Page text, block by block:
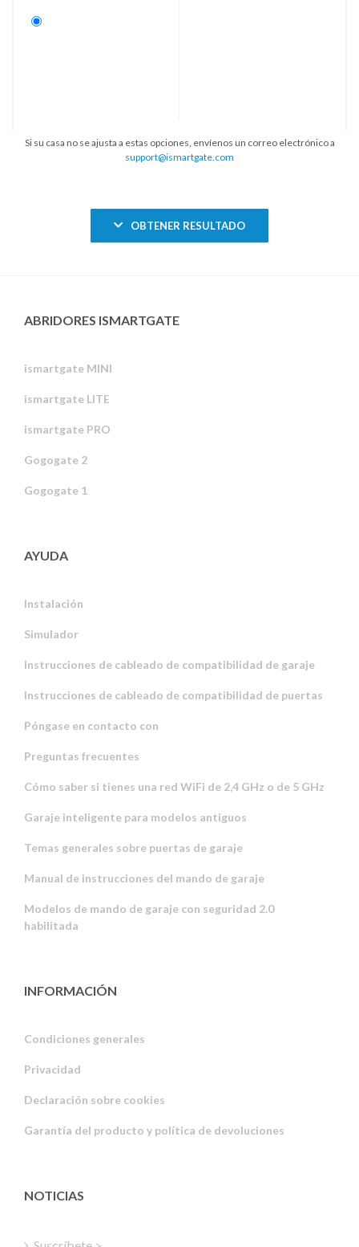
Si su casa no se ajusta a estas opciones, envíenos un correo electrónico a
support@ismartgate.com
OBTENER RESULTADO
ABRIDORES ISMARTGATE
ismartgate MINI
ismartgate LITE
ismartgate PRO
Gogogate 2
Gogogate 1
AYUDA
Instalación
Simulador
Instrucciones de cableado de compatibilidad de garaje
Instrucciones de cableado de compatibilidad de puertas
Póngase en contacto con
Preguntas frecuentes
Cómo saber si tienes una red WiFi de 2,4 GHz o de 5 GHz
Garaje inteligente para modelos antiguos
Temas generales sobre puertas de garaje
Manual de instrucciones del mando de garaje
Modelos de mando de garaje con seguridad 2.0
habilitada
INFORMACIÓN
Condiciones generales
Privacidad
Declaración sobre cookies
Garantía del producto y política de devoluciones
NOTICIAS
Estonian